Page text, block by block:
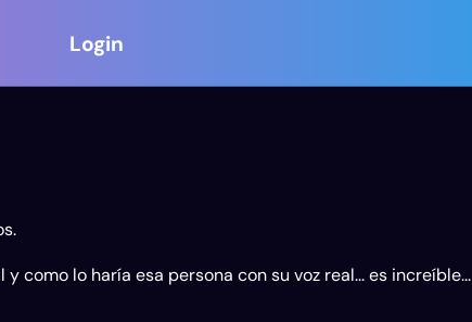
Login
como lo haría esa persona con su voz real... es increíble...